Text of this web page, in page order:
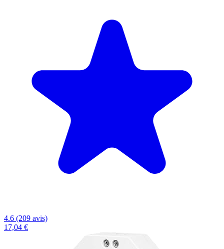
4.6 (209 avis)
17,04 €